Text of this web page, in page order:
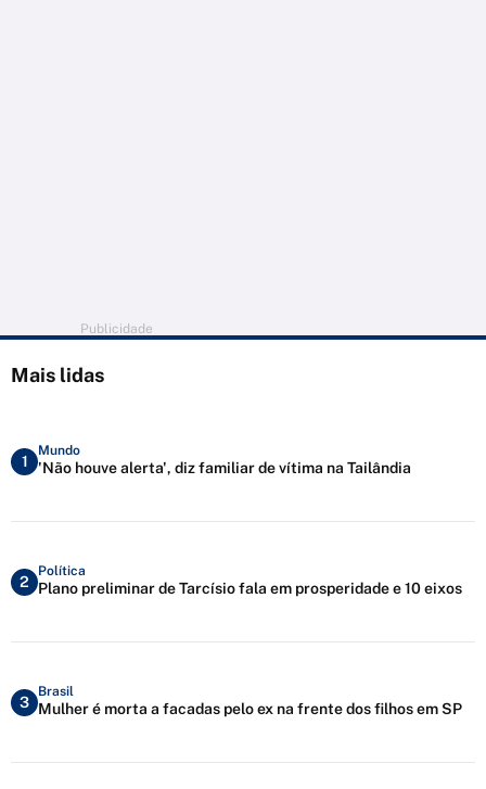
Publicidade
Mais lidas
1
Mundo
'Não houve alerta', diz familiar de vítima na Tailândia
2
Política
Plano preliminar de Tarcísio fala em prosperidade e 10 eixos
3
Brasil
Mulher é morta a facadas pelo ex na frente dos filhos em SP